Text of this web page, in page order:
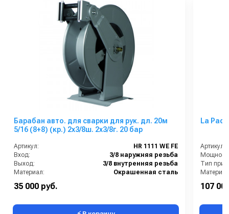
Барабан авто. для сварки для рук. дл. 20м
5/16 (8+8) (кр.) 2x3/8ш. 2x3/8г. 20 бар
Артикул:
HR 1111 WE FE
Вход:
3/8 наружняя резьба
Выход:
3/8 внутренняя резьба
Материал:
Окрашенная сталь
Вес, кг:
35 000 руб.
La
Артикул:
Тип
107